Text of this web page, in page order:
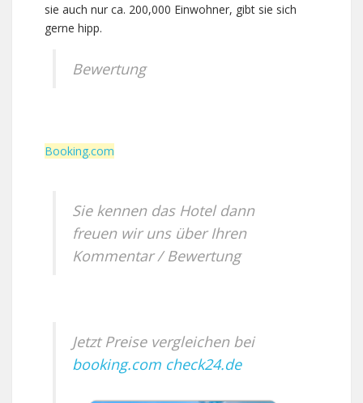
sie auch nur ca. 200,000 Einwohner, gibt sie sich
gerne hipp.
Bewertung
Booking.com
Sie kennen das Hotel dann
freuen wir uns über Ihren
Kommentar / Bewertung
Jetzt Preise vergleichen bei
booking.com check24.de